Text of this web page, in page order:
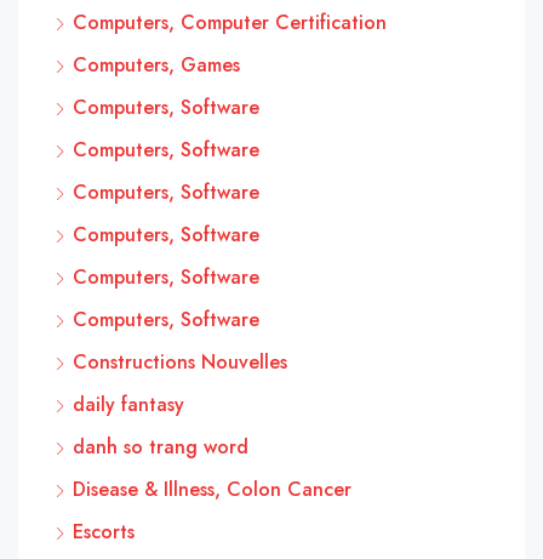
Computers, Computer Certification
Computers, Games
Computers, Software
Computers, Software
Computers, Software
Computers, Software
Computers, Software
Computers, Software
Constructions Nouvelles
daily fantasy
danh so trang word
Disease & Illness, Colon Cancer
Escorts